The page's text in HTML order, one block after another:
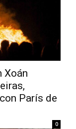
Xoán
París de
0